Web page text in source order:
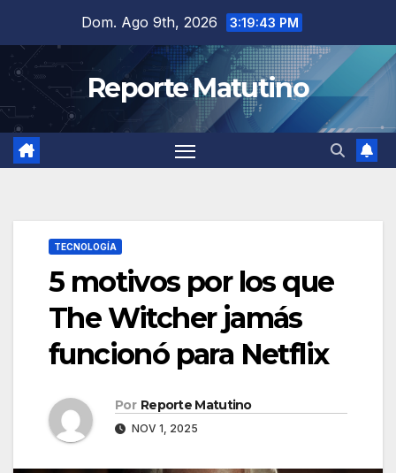
contenido
Dom. Ago 9th, 2026 3:19:45 PM
Reporte Matutino
TECNOLOGÍA
5 motivos por los que
The Witcher jamás
funcionó para Netflix
Por Reporte Matutino
NOV 1, 2025